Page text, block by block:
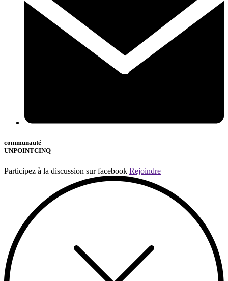
communauté
UNPOINTCINQ
Participez à la discussion sur facebook Rejoindre